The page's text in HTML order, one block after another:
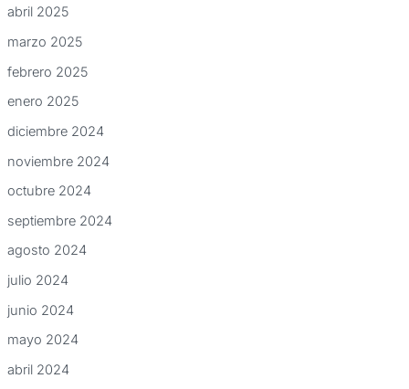
abril 2025
marzo 2025
febrero 2025
enero 2025
diciembre 2024
noviembre 2024
octubre 2024
septiembre 2024
agosto 2024
julio 2024
junio 2024
mayo 2024
abril 2024